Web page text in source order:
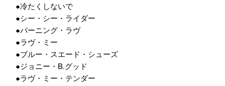
●冷たくしないで
●シー・シー・ライダー
●バーニング・ラヴ
●ラヴ・ミー
●ブルー・スエード・シューズ
●ジョニー・B.グッド
●ラヴ・ミー・テンダー